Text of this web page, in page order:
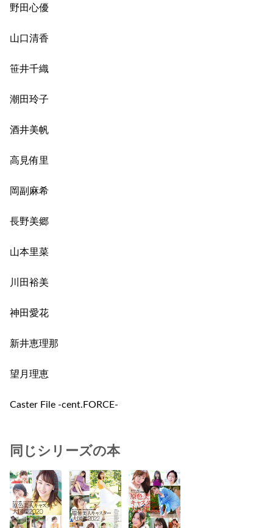
野田心優
山口清香
笹井千織
潮田玲子
酒井美帆
高見侑里
岡副麻希
長野美郷
山本里菜
川田裕美
神田愛花
新井恵理那
望月理恵
Caster File -cent.FORCE-
同じシリーズの本